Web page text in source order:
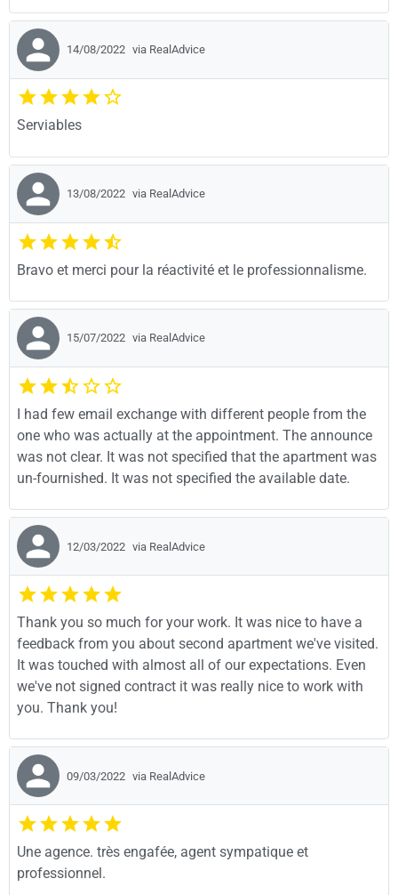
14/08/2022 via RealAdvice
Serviables
13/08/2022 via RealAdvice
Bravo et merci pour la réactivité et le professionnalisme.
15/07/2022 via RealAdvice
I had few email exchange with different people from the
one who was actually at the appointment. The announce
was not clear. It was not specified that the apartment was
un-fournished. It was not specified the available date.
12/03/2022 via RealAdvice
Thank you so much for your work. It was nice to have a
feedback from you about second apartment we've visited.
It was touched with almost all of our expectations. Even
we've not signed contract it was really nice to work with
you. Thank you!
09/03/2022 via RealAdvice
Une agence. très engafée, agent sympatique et
professionnel.